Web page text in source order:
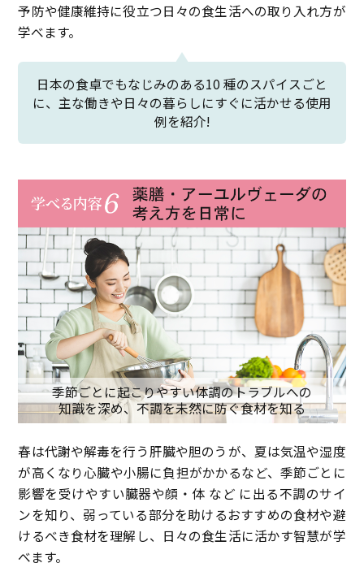
予防や健康維持に役立つ日々の食生活への取り入れ方が
学べます。
日本の食卓でもなじみのある10 種のスパイスごと
に、 主な働きや日々の暮らしにすぐに活かせる使用
例を紹介!
季節ごとに起こりやすい体調のトラブルへの
知識を深め、不調を未然に防ぐ食材を知る
春は代謝や解毒を行う肝臓や胆のうが、夏は気温や湿度
が高くなり心臓や小腸に負担がかかるなど、季節ごとに
影響を受けやすい臓器や顔・体 など に出る不調のサイ
ンを知り、弱っている部分を助けるおすすめの食材や避
けるべき食材を理解し、日々の食生活に活かす智慧が学
べます。